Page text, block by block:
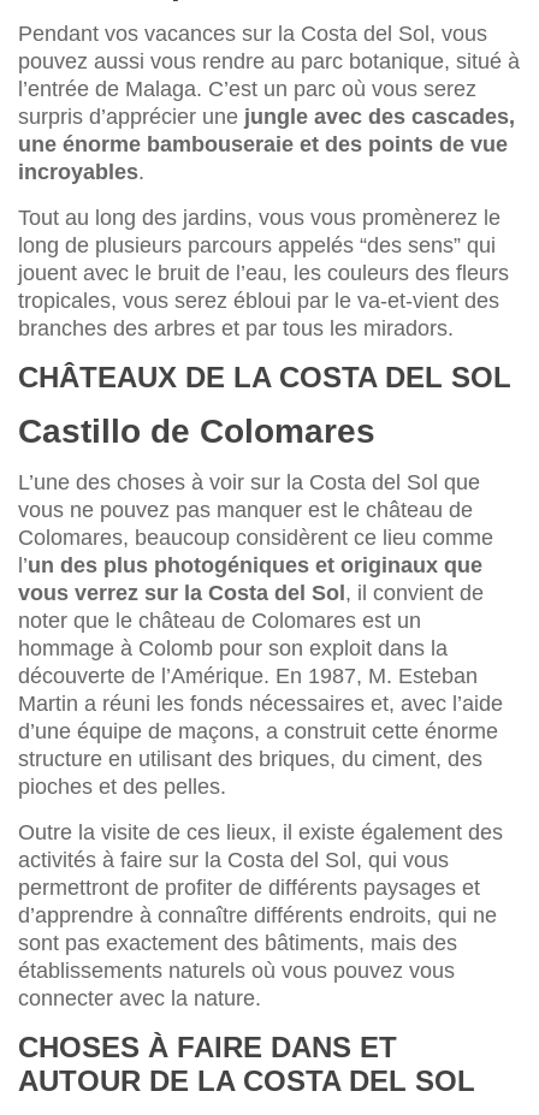
Pendant vos vacances sur la Costa del Sol, vous
pouvez aussi vous rendre au parc botanique, situé à
l’entrée de Malaga. C’est un parc où vous serez
surpris d’apprécier une jungle avec des cascades,
une énorme bambouseraie et des points de vue
incroyables.
Tout au long des jardins, vous vous promènerez le
long de plusieurs parcours appelés “des sens” qui
jouent avec le bruit de l’eau, les couleurs des fleurs
tropicales, vous serez ébloui par le va-et-vient des
branches des arbres et par tous les miradors.
CHÂTEAUX DE LA COSTA DEL SOL
Castillo de Colomares
L’une des choses à voir sur la Costa del Sol que
vous ne pouvez pas manquer est le château de
Colomares, beaucoup considèrent ce lieu comme
l’un des plus photogéniques et originaux que
vous verrez sur la Costa del Sol, il convient de
noter que le château de Colomares est un
hommage à Colomb pour son exploit dans la
découverte de l’Amérique. En 1987, M. Esteban
Martin a réuni les fonds nécessaires et, avec l’aide
d’une équipe de maçons, a construit cette énorme
structure en utilisant des briques, du ciment, des
pioches et des pelles.
Outre la visite de ces lieux, il existe également des
activités à faire sur la Costa del Sol, qui vous
permettront de profiter de différents paysages et
d’apprendre à connaître différents endroits, qui ne
sont pas exactement des bâtiments, mais des
établissements naturels où vous pouvez vous
connecter avec la nature.
CHOSES À FAIRE DANS ET
AUTOUR DE LA COSTA DEL SOL